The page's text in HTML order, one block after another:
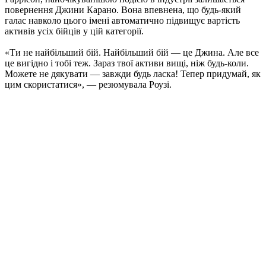
повернення Джини Карано. Вона впевнена, що будь-який
галас навколо цього імені автоматично підвищує вартість
активів усіх бійців у цій категорії.
«Ти не найбільший бій. Найбільший бій — це Джина. Але все
це вигідно і тобі теж. Зараз твої активи вищі, ніж будь-коли.
Можете не дякувати — завжди будь ласка! Тепер придумай, як
цим скористатися», — резюмувала Роузі.